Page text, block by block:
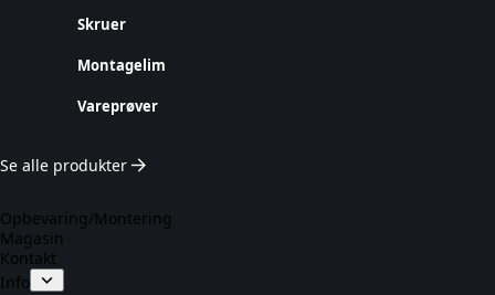
Skruer
Montagelim
Vareprøver
Se alle produkter
Opbevaring/Montering
Magasin
Kontakt
Info